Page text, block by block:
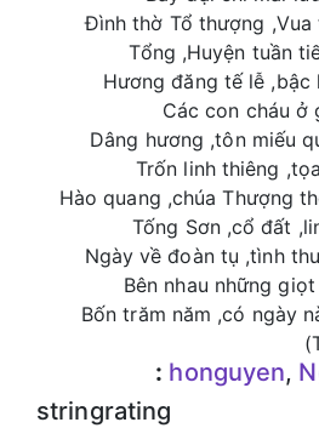
Đình thờ Tổ thượng ,Vua
Tổng ,Huyện tuần
Hương đăng tế lễ ,bậc
Các con cháu ở
Dâng hương ,tôn miếu
Trốn linh thiêng
Hào quang ,chúa Thượng
Tống Sơn ,cổ đất
Ngày về đoàn tụ ,tình
Bên nhau những
Bốn trăm năm ,có
: honguyen,
stringrating